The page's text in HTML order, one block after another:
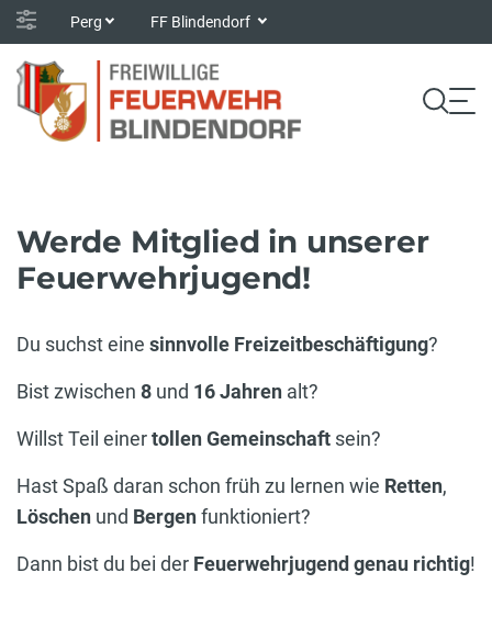
Perg FF Blindendorf
Werde Mitglied in unserer
Feuerwehrjugend!
Du suchst eine sinnvolle Freizeitbeschäftigung?
Bist zwischen 8 und 16 Jahren alt?
Willst Teil einertollen Gemeinschaft sein?
Hast Spaß daran schon früh zu lernen wie Retten,
Löschen und Bergenfunktioniert?
Dann bist du bei der Feuerwehrjugend genau richtig!